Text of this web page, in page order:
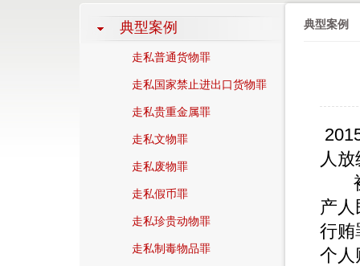
典型案例
走私普通货物罪
走私国家禁止进出口货物罪
走私贵重金属罪
走私文物罪
走私废物罪
走私假币罪
走私珍贵动物罪
走私制毒物品罪
典型案例
人
被
产
行贿
个人